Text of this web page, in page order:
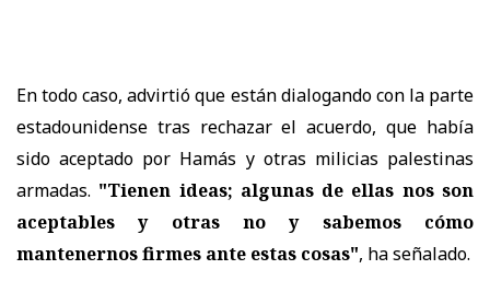
En todo caso, advirtió que están dialogando con la parte
estadounidense tras rechazar el acuerdo, que había
sido aceptado por Hamás y otras milicias palestinas
armadas. "Tienen ideas; algunas de ellas nos son
aceptables y otras no y sabemos cómo
mantenernos firmes ante estas cosas", ha señalado.